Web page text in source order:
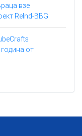
взе
ReInd-BBG
от